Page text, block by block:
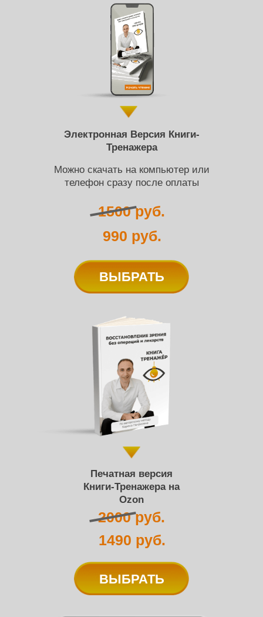
Электронная Версия Книги-
Тренажера
Можно скачать на компьютер или
телефон сразу после оплаты
990 руб.
ВЫБРАТЬ
Печатная версия
Книги-Тренажера на
Ozon
1490 руб.
ВЫБРАТЬ
2000 руб.
1500 руб.